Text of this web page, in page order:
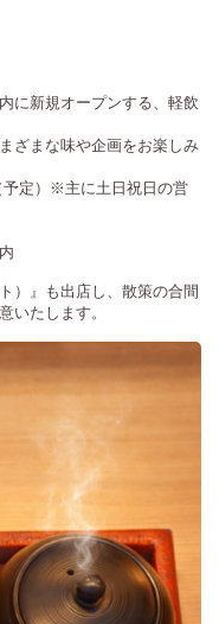
に新規オープンする、軽飲
ざまな味や企画をお楽しみ
予定）※主に土日祝日の営
）』も出店し、散策の合間
いたします。